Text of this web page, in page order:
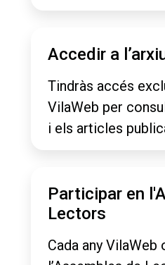
Accedir a
Tindràs accés
VilaWeb per
i els articles
Participar en
Lectors
Cada any VilaWeb